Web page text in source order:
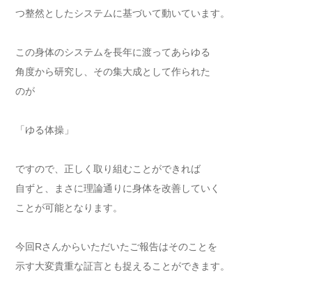
つ整然としたシステムに基づいて動いています。
この身体のシステムを長年に渡ってあらゆる
角度から研究し、その集大成として作られた
のが
「ゆる体操」
ですので、正しく取り組むことができれば
自ずと、まさに理論通りに身体を改善していく
ことが可能となります。
今回Rさんからいただいたご報告はそのことを
示す大変貴重な証言とも捉えることができます。